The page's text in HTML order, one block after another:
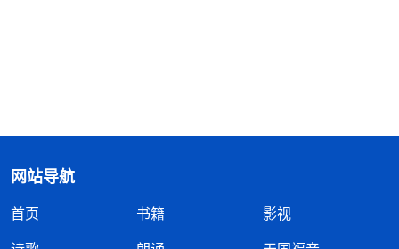
网站导航
首页 书籍
影视